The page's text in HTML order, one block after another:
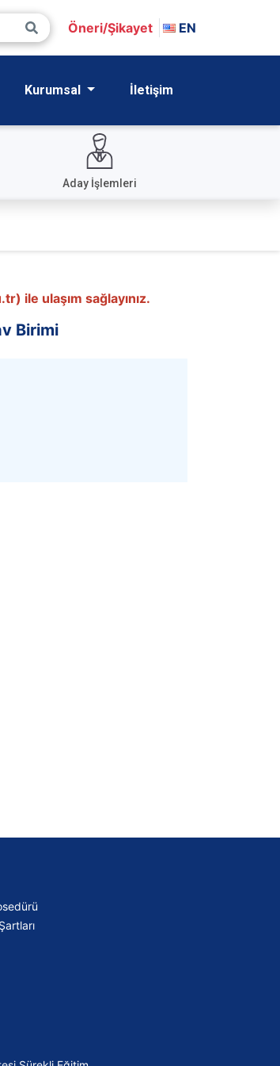
Öneri/Şikayet EN
Kurumsal İletişim
Aday İşlemleri
ile ulaşım sağlayınız.
Birimi